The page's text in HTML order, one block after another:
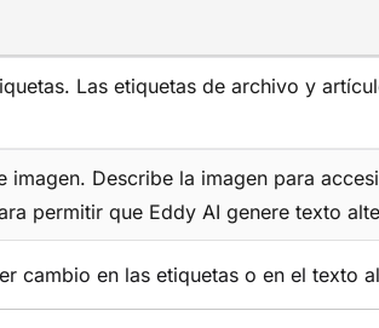
Las etiquetas de archivo y
Describe la imagen para
permitir que Eddy AI genere texto
cambio en las etiquetas o en el texto